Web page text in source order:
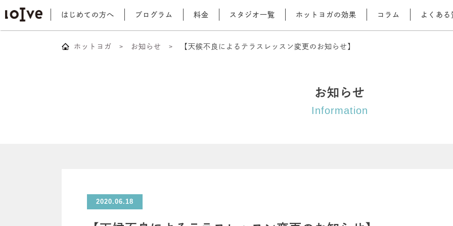
はじめての方へ プログラム 料金 スタジオ一覧 ホットヨガの効果 コラム よくある
ホットヨガ お知らせ 【天候不良によるテラスレッスン変更のお知らせ】
お知らせ
Information
2020.06.18